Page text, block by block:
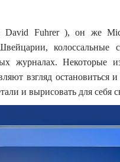
Fuhrer ), он же
колоссальные
журналах.Некоторые
взгляд остановиться
и вырисовать для себя